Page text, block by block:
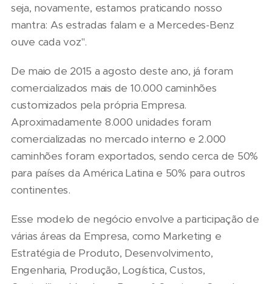
seja, novamente, estamos praticando nosso
mantra: As estradas falam e a Mercedes-Benz
ouve cada voz".
De maio de 2015 a agosto deste ano, já foram
comercializados mais de 10.000 caminhões
customizados pela própria Empresa.
Aproximadamente 8.000 unidades foram
comercializadas no mercado interno e 2.000
caminhões foram exportados, sendo cerca de 50%
para países da América Latina e 50% para outros
continentes.
Esse modelo de negócio envolve a participação de
várias áreas da Empresa, como Marketing e
Estratégia de Produto, Desenvolvimento,
Engenharia, Produção, Logística, Custos,